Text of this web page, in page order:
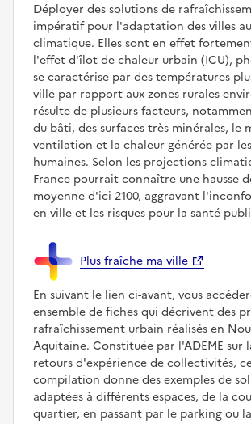
Déployer des solutions de
impératif pour l'adaptation des villes
climatique. Elles sont en effet
l'effet d'îlot de chaleur urbain (ICU),
se caractérise par des températures
ville par rapport aux zones rurales
résulte de plusieurs facteurs,
du bâti, des surfaces très minérales, le
ventilation et la chaleur générée par
humaines. Selon les projections
France pourrait connaître une hausse
moyenne d'ici 2100, aggravant
en ville et les risques pour la santé
Plus fraîche ma ville
En suivant le lien ci-avant, vous
ensemble de fiches qui décrivent des
rafraîchissement urbain réalisés en
Aquitaine. Constituée par l'ADEME sur
retours d'expérience de collectivités,
compilation donne des exemples de
adaptées à différents espaces, de la
quartier, en passant par le parking ou